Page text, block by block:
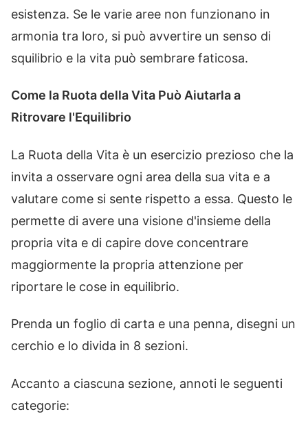
esistenza. Se le varie aree non funzionano in
armonia tra loro, si può avvertire un senso di
squilibrio e la vita può sembrare faticosa.
Come la Ruota della Vita Può Aiutarla a
Ritrovare l'Equilibrio
La Ruota della Vita è un esercizio prezioso che la
invita a osservare ogni area della sua vita e a
valutare come si sente rispetto a essa. Questo le
permette di avere una visione d'insieme della
propria vita e di capire dove concentrare
maggiormente la propria attenzione per
riportare le cose in equilibrio.
Prenda un foglio di carta e una penna, disegni un
cerchio e lo divida in 8 sezioni.
Accanto a ciascuna sezione, annoti le seguenti
categorie: